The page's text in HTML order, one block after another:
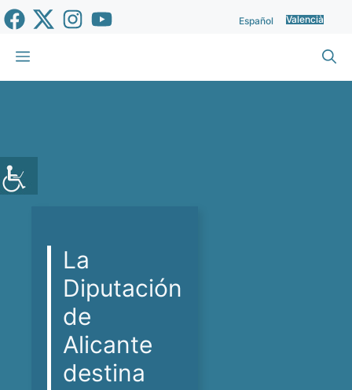
Vés
al
contingut
Español Valencià
Menu
La
Diputación
de
Alicante
destina